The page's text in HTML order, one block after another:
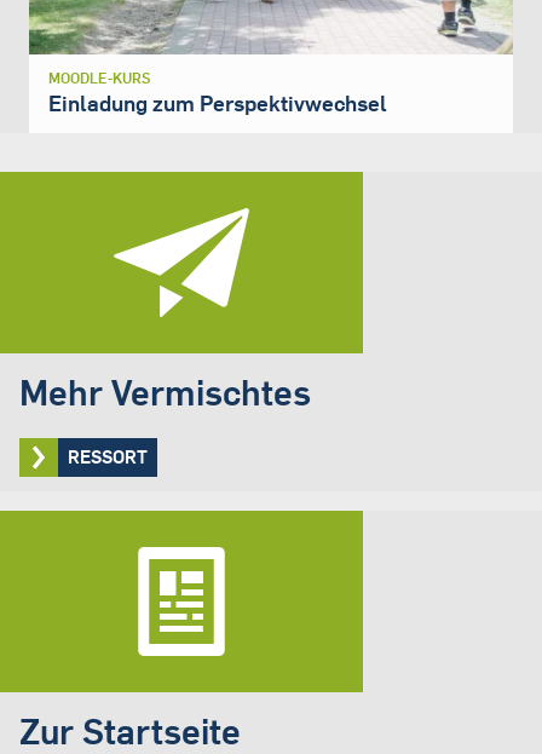
MOODLE-KURS
Einladung zum Perspektivwechsel
Mehr Vermischtes
RESSORT
Zur Startseite